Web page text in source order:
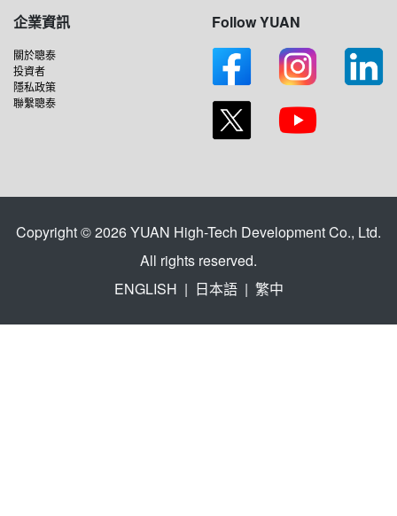
企業資訊
關於聰泰
投資者
隱私政策
聯繫聰泰
Follow YUAN
Copyright © 2026 YUAN High-Tech Development Co., Ltd.
All rights reserved.
ENGLISH | 日本語 | 繁中